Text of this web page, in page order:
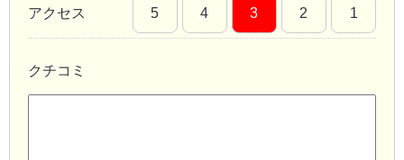
アクセス 5 4 3 2 1
クチコミ